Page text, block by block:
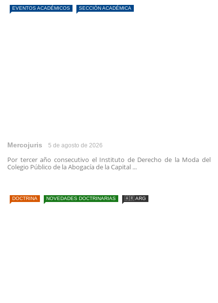
EVENTOS ACADÉMICOS SECCIÓN ACADÉMICA
Mercojuris 5 de agosto de 2026
Por tercer año consecutivo el Instituto de Derecho de la Moda del
Colegio Público de la Abogacía de la Capital ...
DOCTRINA NOVEDADES DOCTRINARIAS 🇦🇷 ARG